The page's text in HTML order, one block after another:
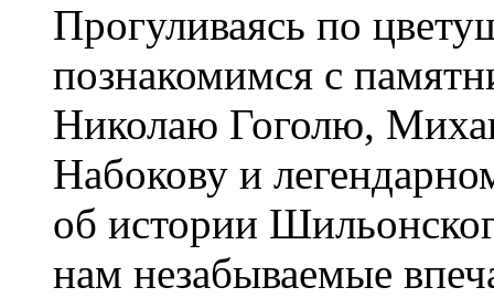
Прогуливаясь по
познакомимся с
Николаю Гоголю,
Набокову и
об истории
нам незабываемые